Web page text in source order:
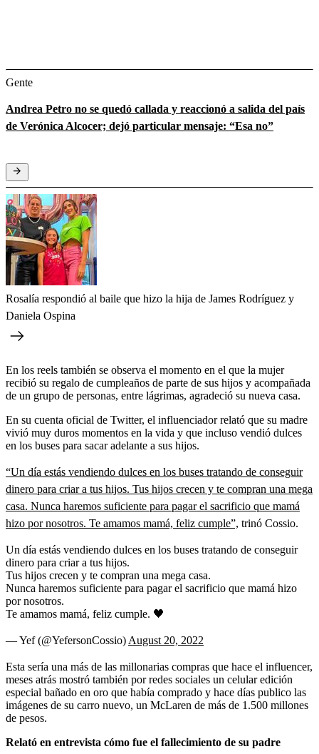
Gente
Andrea Petro no se quedó callada y reaccionó a salida del país
de Verónica Alcocer; dejó particular mensaje: “Esa no”
Rosalía respondió al baile que hizo la hija de James Rodríguez y
Daniela Ospina
En los reels también se observa el momento en el que la mujer
recibió su regalo de cumpleaños de parte de sus hijos y acompañada
de un grupo de personas, entre lágrimas, agradeció su nueva casa.
En su cuenta oficial de Twitter, el influenciador relató que su madre
vivió muy duros momentos en la vida y que incluso vendió dulces
en los buses para sacar adelante a sus hijos.
“Un día estás vendiendo dulces en los buses tratando de conseguir
dinero para criar a tus hijos. Tus hijos crecen y te compran una mega
casa. Nunca haremos suficiente para pagar el sacrificio que mamá
hizo por nosotros. Te amamos mamá, feliz cumple”, trinó Cossio.
Un día estás vendiendo dulces en los buses tratando de conseguir
dinero para criar a tus hijos.
Tus hijos crecen y te compran una mega casa.
Nunca haremos suficiente para pagar el sacrificio que mamá hizo
por nosotros.
Te amamos mamá, feliz cumple. 🖤
— Yef (@YefersonCossio) August 20, 2022
Esta sería una más de las millonarias compras que hace el influencer,
meses atrás mostró también por redes sociales un celular edición
especial bañado en oro que había comprado y hace días publico las
imágenes de su carro nuevo, un McLaren de más de 1.500 millones
de pesos.
Relató en entrevista cómo fue el fallecimiento de su padre